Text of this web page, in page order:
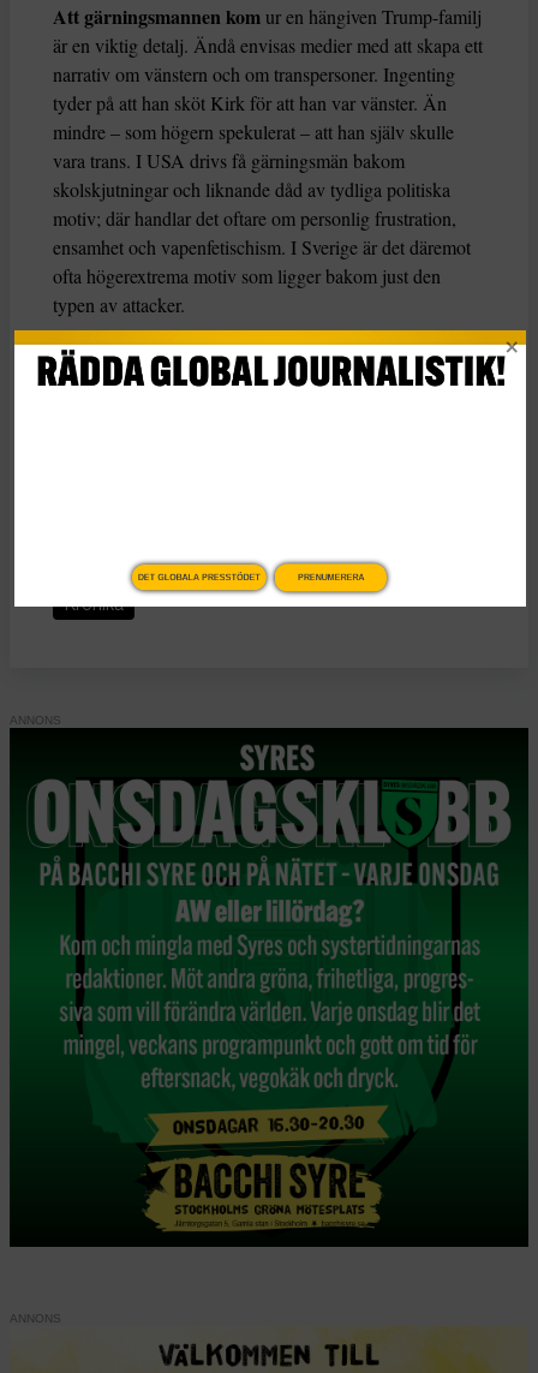
Att gärningsmannen komur en hängiven Trump-familj
är en viktig detalj. Ändå envisas medier med att skapa ett
narrativ om vänstern och om transpersoner. Ingenting
tyder på att han sköt Kirk för att han var vänster. Än
mindre – som högern spekulerat – att han själv skulle
vara trans. I USA drivs få gärningsmän bakom
skolskjutningar och liknande dåd av tydliga politiska
motiv; där handlar det oftare om personlig frustration,
ensamhet och vapenfetischism. I Sverige är det däremot
ofta högerextrema motiv som ligger bakom just den
typen av attacker.
Det är dessutom symboliskt och talande att Charlie Kirk
sköts ihjäl mitt under ett samtal om skjutningar. Han blev
Krönika
ANNONS
ANNONS
DET GLOBALA PRESSTÖDET PRENUMERERA